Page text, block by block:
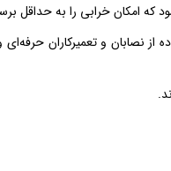
که امکان خرابی را به حداقل
از نصابان و تعمیرکاران